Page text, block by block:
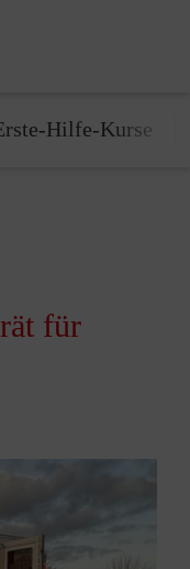
Hilfe-Kurse
für